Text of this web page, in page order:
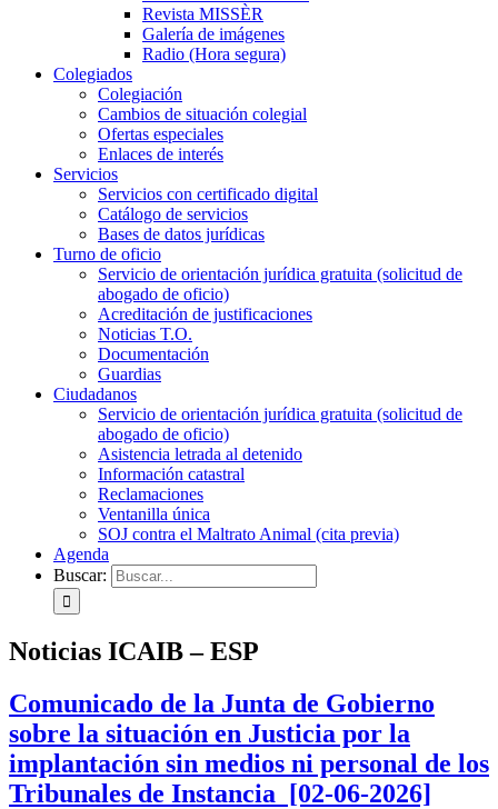
Revista MISSÈR
Galería de imágenes
Radio (Hora segura)
Colegiados
Colegiación
Cambios de situación colegial
Ofertas especiales
Enlaces de interés
Servicios
Servicios con certificado digital
Catálogo de servicios
Bases de datos jurídicas
Turno de oficio
Servicio de orientación jurídica gratuita (solicitud de
abogado de oficio)
Acreditación de justificaciones
Noticias T.O.
Documentación
Guardias
Ciudadanos
Servicio de orientación jurídica gratuita (solicitud de
abogado de oficio)
Asistencia letrada al detenido
Información catastral
Reclamaciones
Ventanilla única
SOJ contra el Maltrato Animal (cita previa)
Agenda
Buscar:
Noticias ICAIB – ESP
Comunicado de la Junta de Gobierno
sobre la situación en Justicia por la
implantación sin medios ni personal de los
Tribunales de Instancia [02-06-2026]